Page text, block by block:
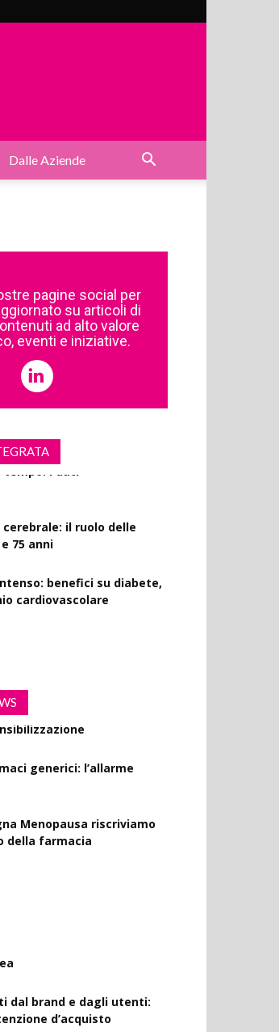
Dalle Aziende
pagine social per
su articoli di
ad alto valore
eventi e iniziative.
il ruolo delle
benefici su diabete,
cardiovascolare
lo spazio per
generici: l’allarme
Menopausa riscriviamo
scendono in
dal brand e dagli utenti:
fermentazione di